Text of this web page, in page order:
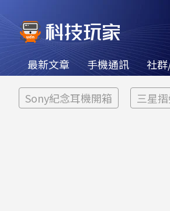
最新文章 手機通訊 社
Sony紀念耳機開箱 三星